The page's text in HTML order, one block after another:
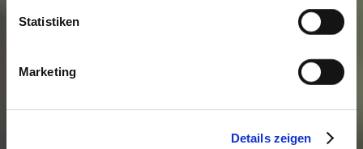
Statistiken
Marketing
Details zeigen